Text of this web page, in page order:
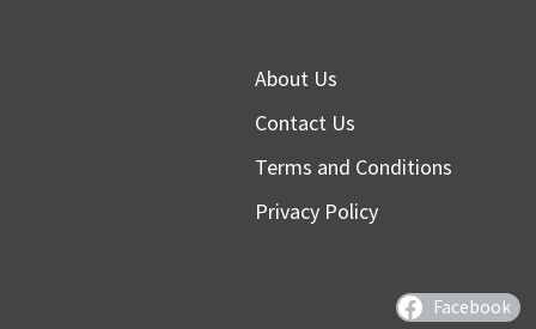
About Us
Contact Us
Terms and Conditions
Privacy Policy
Facebook